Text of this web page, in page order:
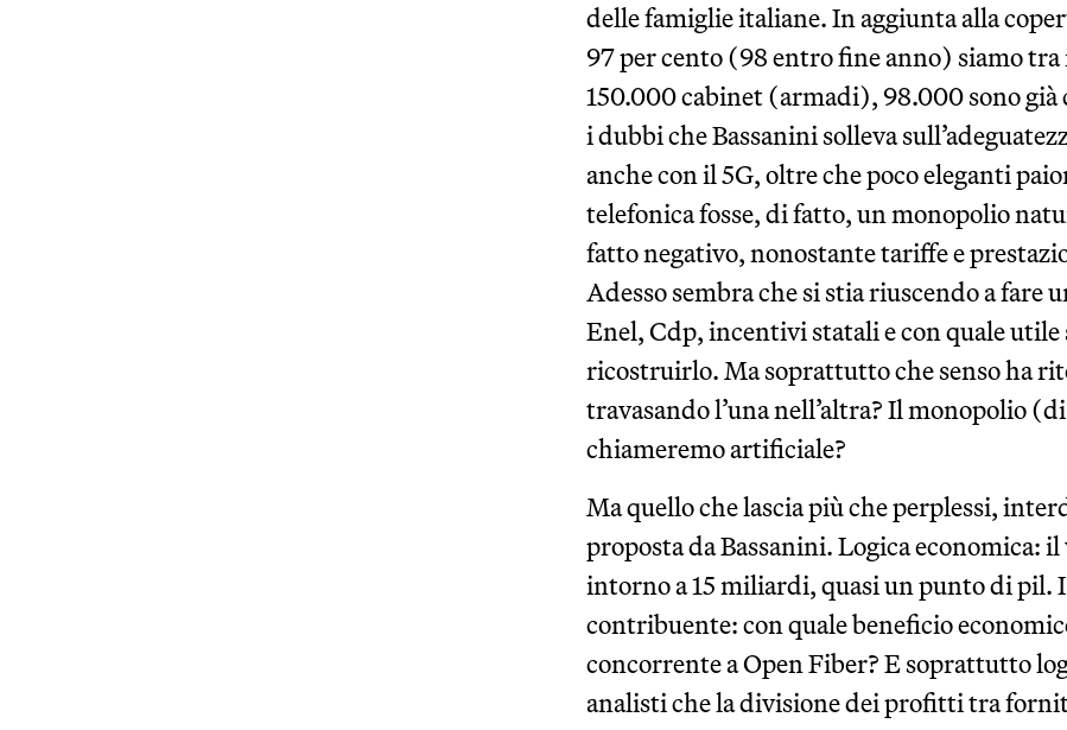
delle famiglie italiane. In aggiunta alla
97 per cento (98 entro fine anno) siamo
150.000 cabinet (armadi), 98.000 sono
i dubbi che Bassanini solleva
anche con il 5G, oltre che poco eleganti
telefonica fosse, di fatto, un monopolio
fatto negativo, nonostante tariffe e
Adesso sembra che si stia riuscendo a fare
Enel, Cdp, incentivi statali e con quale
ricostruirlo. Ma soprattutto che senso ha
travasando l’una nell’altra? Il monopolio
chiameremo artificiale?
Ma quello che lascia più che perplessi,
proposta da Bassanini. Logica economica:
intorno a 15 miliardi, quasi un punto di pil.
contribuente: con quale beneficio
concorrente a Open Fiber? E soprattutto
analisti che la divisione dei profitti tra